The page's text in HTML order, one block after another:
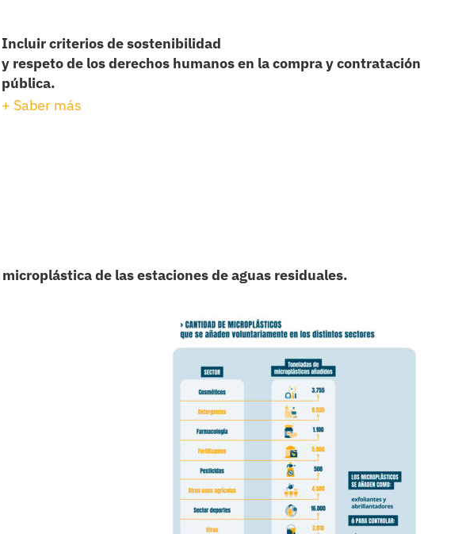
Incluir criterios de sostenibilidad
y respeto de los derechos humanos en la compra y contratación
pública.
+ Saber más
de las estaciones de aguas residuales.